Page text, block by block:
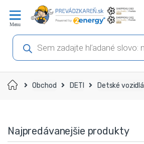
navigáciu
obsah
Products
search
Domov Obchod DETI Detské vozidlá
Najpredávanejšie produkty